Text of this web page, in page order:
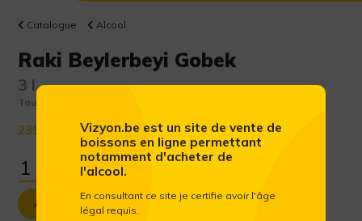
Catalogue Alcool
Raki Beylerbeyi Gobek
3 l
Taux d'alcool :
239.97 € (Prix public conseillé htva)
Ajouter au panier
Vizyon.be est un site de vente de
boissons en ligne permettant
notamment d'acheter de
l'alcool.
En consultant ce site je certifie avoir l'âge
légal requis.